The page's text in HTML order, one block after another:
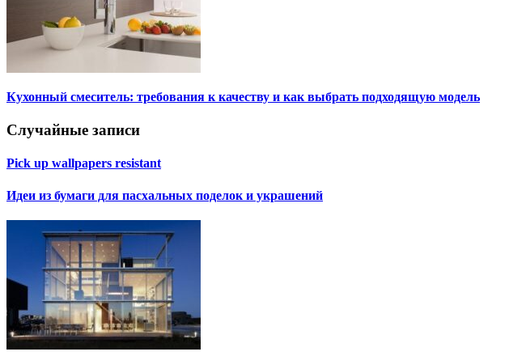
Кухонный смеситель: требования к качеству и как выбрать подходящую модель
Случайные записи
Pick up wallpapers resistant
Идеи из бумаги для пасхальных поделок и украшений